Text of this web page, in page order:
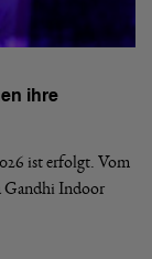
ihre
ist erfolgt. Vom
Gandhi Indoor